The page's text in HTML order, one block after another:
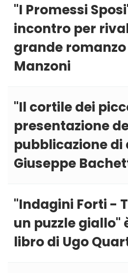
''I Promessi
incontro per
grande
Manzoni
''Il cortile dei
presentazione
pubblicazione di
Giuseppe
''Indagini Forti -
un puzzle giallo''
libro di Ugo